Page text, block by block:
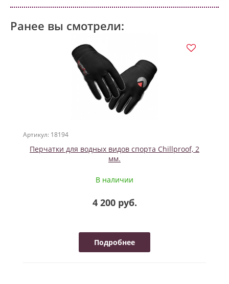
Ранее вы смотрели:
Артикул: 18194
Перчатки для водных видов спорта Chillproof, 2
мм.
В наличии
4 200 руб.
Подробнее